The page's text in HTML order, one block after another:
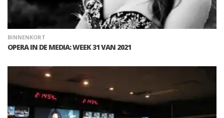
BINNENKORT
OPERA IN DE MEDIA: WEEK 31 VAN 2021